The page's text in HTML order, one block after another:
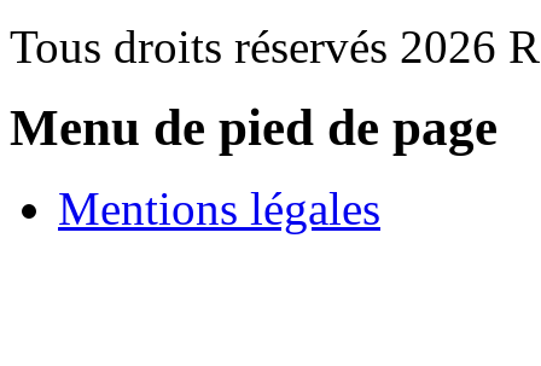
Tous droits réservés 2026
Menu de pied de page
Mentions légales